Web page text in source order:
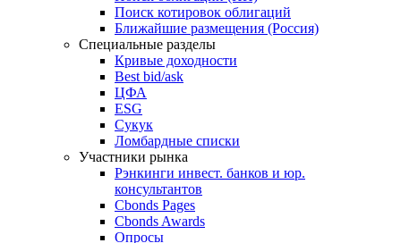
Облигации
Поиски
Поиск облигаций & Карты рынка
Поиск облигаций (ИИ)
Поиск котировок облигаций
Ближайшие размещения (Россия)
Специальные разделы
Кривые доходности
Best bid/ask
ЦФА
ESG
Сукук
Ломбардные списки
Участники рынка
Рэнкинги инвест. банков и юр.